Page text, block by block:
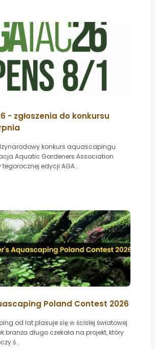
- zgłoszenia do konkursu
konkurs aquascapingu
Aquatic Gardeners Association
tegorocznej edycji AGA...
Poland Contest 2026
od lat plasuje się w ścisłej światowej
branża długo czekała na projekt, który
ś...